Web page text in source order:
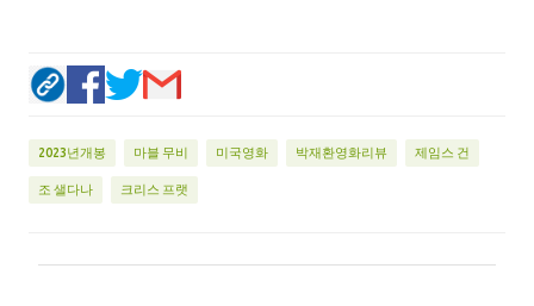
2023년개봉 마블 무비 미국영화 박재환영화리뷰 제임스 건
조 샐다나 크리스 프랫